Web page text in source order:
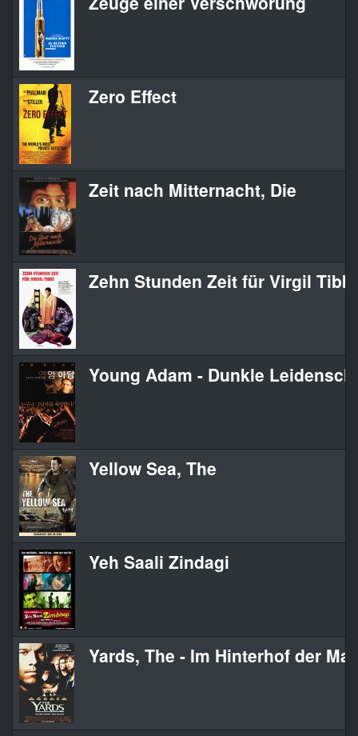
Zero Effect
Zeit nach Mitternacht, Die
Zehn Stunden Zeit für Virgil
Young Adam - Dunkle
Yellow Sea, The
Yeh Saali Zindagi
Yards, The - Im Hinterhof der